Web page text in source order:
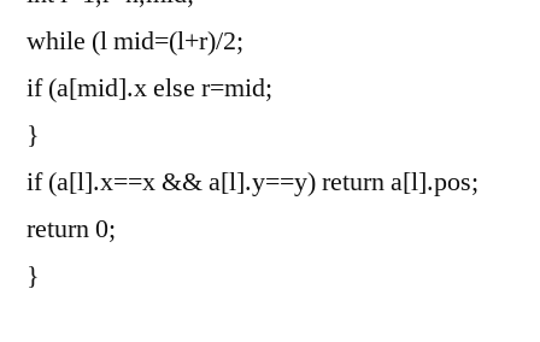
while (lmid=(l+r)/2;
if (a[mid].xelse r=mid;
}
if (a[l].x==x && a[l].y==y) return a[l].pos;
return 0;
}